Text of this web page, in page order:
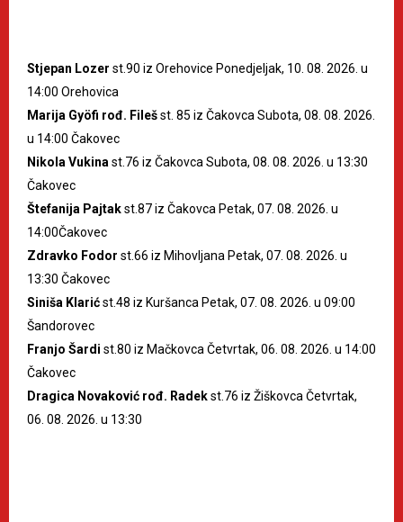
Stjepan Lozer st.90 iz Orehovice Ponedjeljak, 10. 08. 2026. u
14:00 Orehovica
Marija Gyöfi rođ. Filešst. 85 iz Čakovca Subota, 08. 08. 2026.
u 14:00 Čakovec
Nikola Vukina st.76 iz Čakovca Subota, 08. 08. 2026. u 13:30
Čakovec
Štefanija Pajtakst.87 iz Čakovca Petak, 07. 08. 2026. u
14:00Čakovec
Zdravko Fodor st.66 iz Mihovljana Petak, 07. 08. 2026. u
13:30 Čakovec
Siniša Klarićst.48 iz Kuršanca Petak, 07. 08. 2026. u 09:00
Šandorovec
Franjo Šardi st.80 iz Mačkovca Četvrtak, 06. 08. 2026. u 14:00
Čakovec
Dragica Novaković rođ. Radekst.76 iz Žiškovca Četvrtak,
06. 08. 2026. u 13:30